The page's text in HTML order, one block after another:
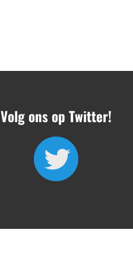
Volg ons op Twitter!